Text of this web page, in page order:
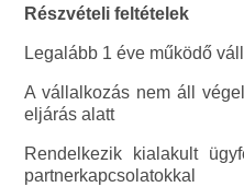
Részvételi feltételek
Legalább 1 éve működő
A vállalkozás nem áll
eljárás alatt
Rendelkezik kialakult
partnerkapcsolatokkal